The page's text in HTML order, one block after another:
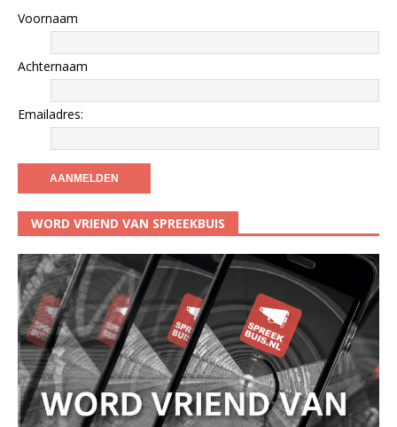
Voornaam
Achternaam
Emailadres:
WORD VRIEND VAN SPREEKBUIS